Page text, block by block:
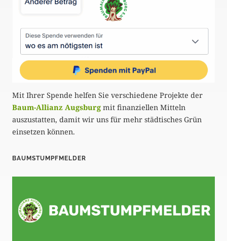
Mit Ihrer Spende helfen Sie verschiedene Projekte der
Baum-Allianz Augsburg mit finanziellen Mitteln
auszustatten, damit wir uns für mehr städtisches Grün
einsetzen können.
BAUMSTUMPFMELDER